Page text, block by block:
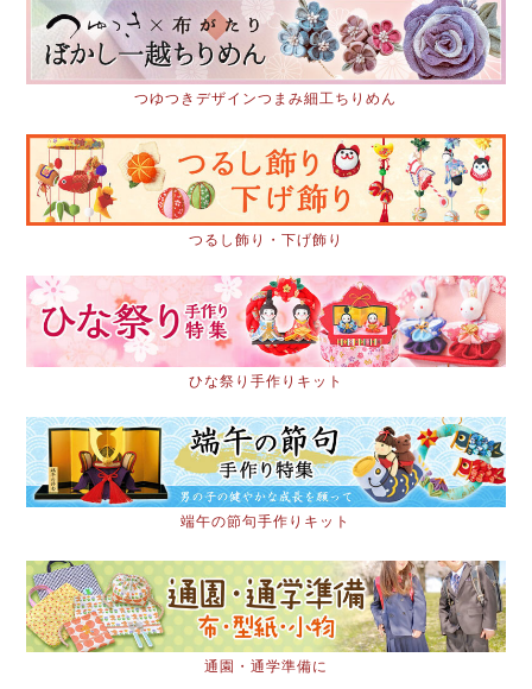
つゆつきデザインつまみ細工ちりめん
つるし飾り・下げ飾り
ひな祭り手作りキット
端午の節句手作りキット
通園・通学準備に